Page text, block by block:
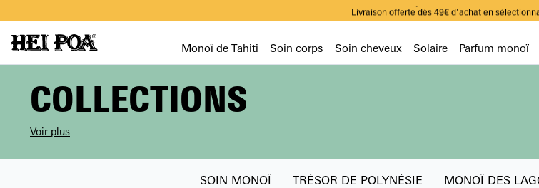
Livraison offerte dès 49€ d’achat en
-10% sur votre première commande avec le
-10% sur votre première commande avec le
Monoï de Tahiti Soin corps Soin cheveux Solaire Parfum monoï
COLLECTIONS
Voir plus
SOIN MONOÏ TRÉSOR DE POLYNÉSIE MONOÏ DES